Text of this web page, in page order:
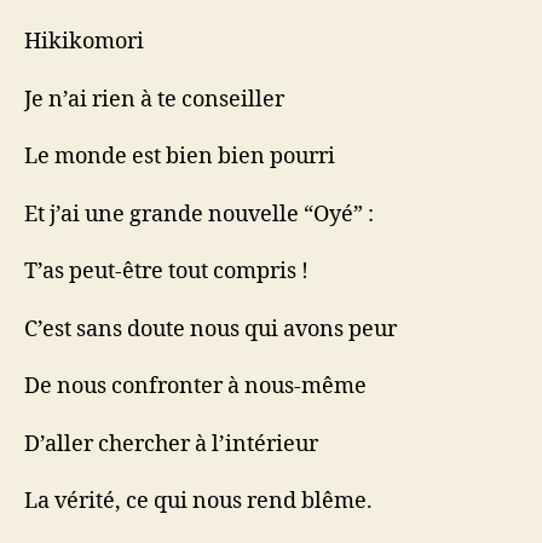
Hikikomori
Je n’ai rien à te conseiller
Le monde est bien bien pourri
Et j’ai une grande nouvelle “Oyé” :
T’as peut-être tout compris !
C’est sans doute nous qui avons peur
De nous confronter à nous-même
D’aller chercher à l’intérieur
La vérité, ce qui nous rend blême.